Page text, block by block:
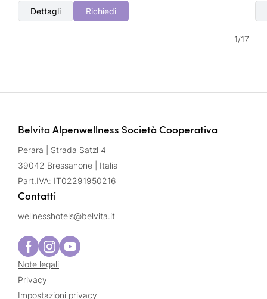
Dettagli Richiedi
1/17
Belvita Alpenwellness Società Cooperativa
Perara | Strada Satzl 4
39042 Bressanone | Italia
Part.IVA: IT02291950216
Contatti
wellnesshotels@belvita.it
Note legali
Privacy
Impostazioni privacy